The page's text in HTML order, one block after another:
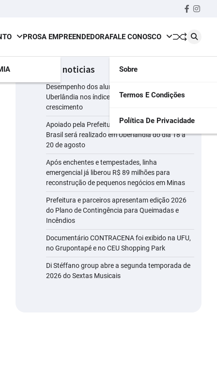
PROSA EMPREENDEDORAFALE CONOSCO
Sobre
Termos E Condições
Política De Privacidade
últimas noticias
Desempenho dos alunos da rede municipal de
Uberlândia nos índices do Ideb registra
crescimento
Apoiado pela Prefeitura, maior evento leiteiro do
Brasil será realizado em Uberlândia do dia 18 a
20 de agosto
Após enchentes e tempestades, linha
emergencial já liberou R$ 89 milhões para
reconstrução de pequenos negócios em Minas
Prefeitura e parceiros apresentam edição 2026
do Plano de Contingência para Queimadas e
Incêndios
Documentário CONTRACENA foi exibido na UFU,
no Grupontapé e no CEU Shopping Park
Di Stéffano group abre a segunda temporada de
2026 do Sextas Musicais